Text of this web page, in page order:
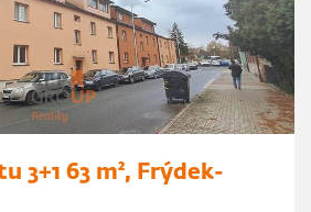
3+1 63 m², Frýdek-